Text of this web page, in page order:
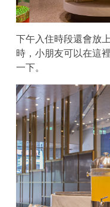
下午入住時段還會放
時，小朋友可以在這
一下。